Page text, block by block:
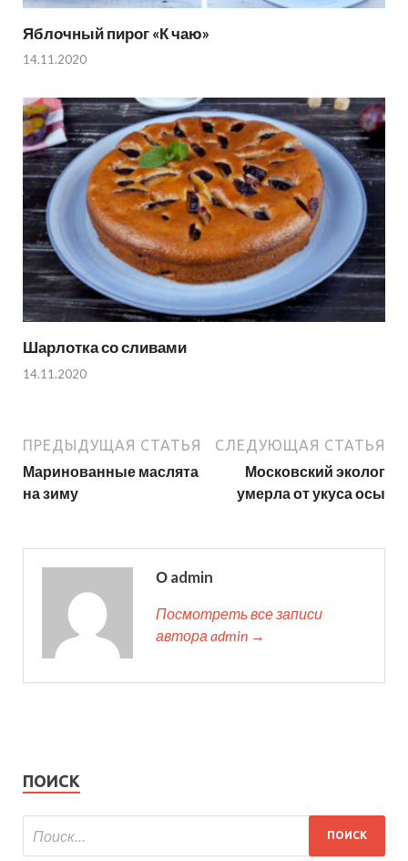
Яблочный пирог «К чаю»
14.11.2020
Шарлотка со сливами
14.11.2020
ПРЕДЫДУЩАЯ СТАТЬЯ
Маринованные маслята
на зиму
СЛЕДУЮЩАЯ СТАТЬЯ
Московский эколог
умерла от укуса осы
О admin
Посмотреть все записи
автора admin →
ПОИСК